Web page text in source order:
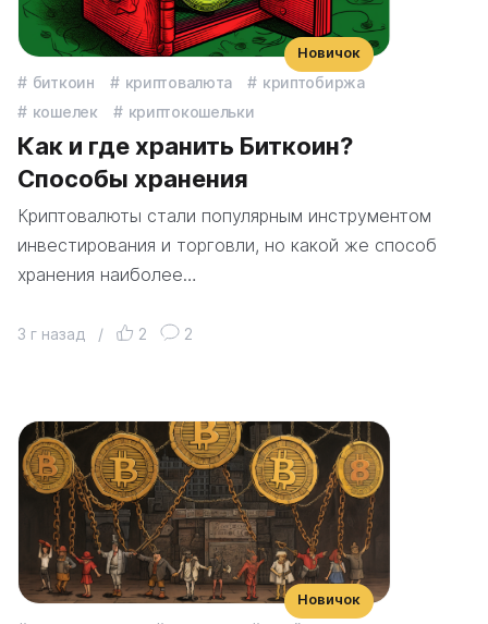
биткоин криптовалюта
криптобиржа
кошелек
криптокошельки
Как и где хранить Биткоин?
Способы хранения
Криптовалюты стали популярным инструментом
инвестирования и торговли, но какой же способ
хранения наиболее…
3 г назад / 2 2
Новичок
Новичок